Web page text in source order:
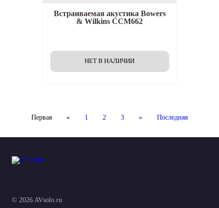
Встраиваемая акустикаBowers
& Wilkins CCM662
Первая « 1 2 3 » Последняя
© 2026 AVsolo.ru